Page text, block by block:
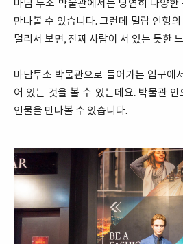
마담 투소 박물관에서는 당연히 다양
만나볼 수 있습니다. 그런데 밀랍 인형
멀리서 보면, 진짜 사람이 서 있는 듯한
마담투소 박물관으로 들어가는 입구에
어 있는 것을 볼 수 있는데요. 박물관
인물을 만나볼 수 있습니다.